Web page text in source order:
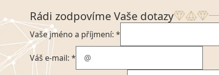
Rádi zodpovíme Vaše dotazy
Vaše jméno a příjmení: *
Váš e-mail: *